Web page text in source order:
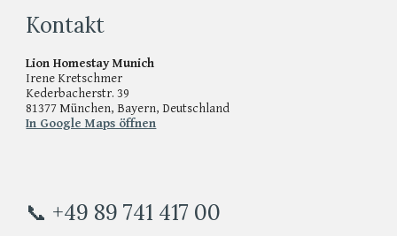
Kontakt
Lion Homestay Munich
Irene Kretschmer
Kederbacherstr. 39
81377 München, Bayern, Deutschland
In Google Maps öffnen
📞 +49 89 741 417 00